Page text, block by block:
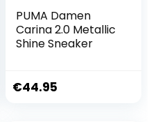
PUMA Damen
Carina 2.0 Metallic
Shine Sneaker
€44.95